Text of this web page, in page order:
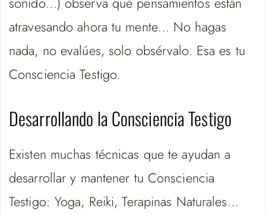
atravesando ahora tu mente… No hagas
nada, no evalúes, solo obsérvalo. Esa es tu
Consciencia Testigo.
Desarrollando la Consciencia Testigo
Existen muchas técnicas que te ayudan a
desarrollar y mantener tu Consciencia
Testigo: Yoga, Reiki, Terapinas Naturales…